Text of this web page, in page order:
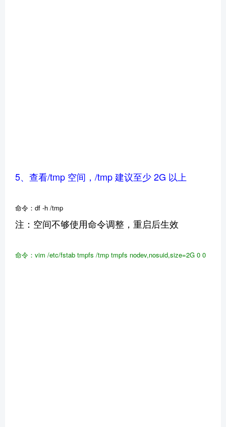
5、查看/tmp 空间，/tmp 建议至少 2G 以上
命令：df -h /tmp
注：空间不够使用命令调整，重启后生效
命令：vim /etc/fstab tmpfs /tmp tmpfs nodev,nosuid,size=2G 0 0